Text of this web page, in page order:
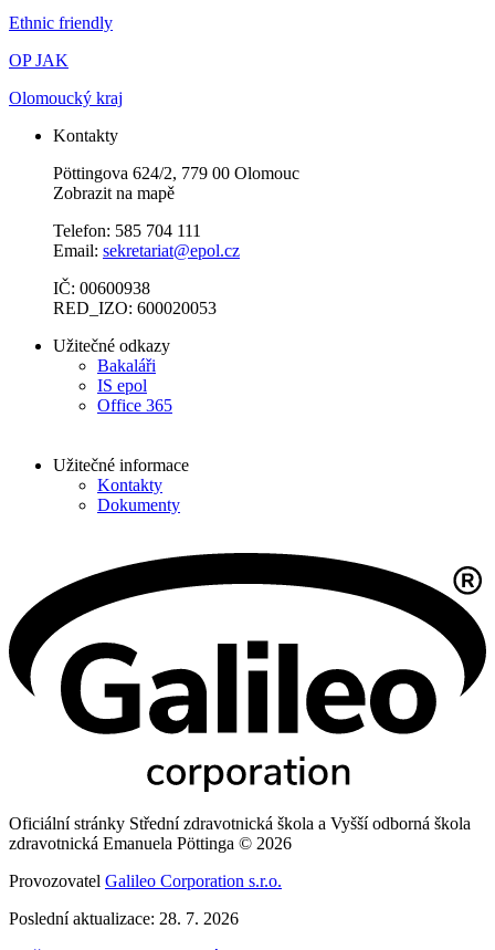
Ethnic friendly
OP JAK
Olomoucký kraj
Kontakty
Pöttingova 624/2, 779 00 Olomouc
Zobrazit na mapě
Telefon: 585 704 111
Email: sekretariat@epol.cz
IČ: 00600938
RED_IZO: 600020053
Užitečné odkazy
Bakaláři
IS epol
Office 365
Užitečné informace
Kontakty
Dokumenty
Oficiální stránky Střední zdravotnická škola a Vyšší odborná škola
zdravotnická Emanuela Pöttinga © 2026
Provozovatel Galileo Corporation s.r.o.
Poslední aktualizace: 28. 7. 2026